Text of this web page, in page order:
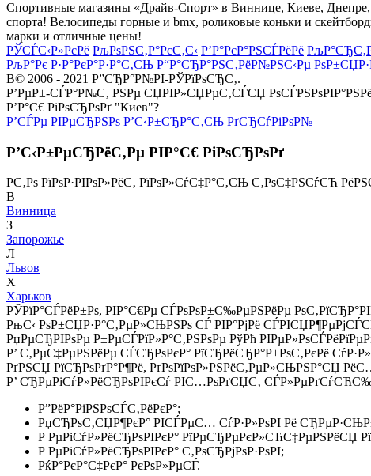
Спортивные магазины «Драйв-Спорт» в Виннице, Киеве, Днепре,
спорта! Велосипеды горные и bmx, роликовые коньки и
марки и отличные цены!
РЎСЃС‹Р»РєРё РљРѕРЅС‚Р°РєС‚С‹ Р’Р°РєР°РЅСЃРёРё
РљР°Рє Р·Р°РєР°Р·Р°С‚СЊ Р“Р°СЂР°РЅС‚РёР№РЅС‹Рµ
В© 2006 - 2021 Р”СЂР°Р№РІ-РЎРїРѕСЂС‚.
Р’РµР±-СЃР°Р№С‚ РЅРµ СЏРІР»СЏРµС‚СЃСЏ
Р’Р°С€ РіРѕСЂРѕРґ "Киев"?
Р’СЃРµ РІРµСЂРЅРѕ Р’С‹Р±СЂР°С‚СЊ РґСЂСѓРіРѕР№
Р’С‹Р±РµСЂРёС‚Рµ РІР°С€ РіРѕСЂРѕРґ
Р­С‚Рѕ РїРѕР·РІРѕР»РёС‚ РїРѕР»СѓС‡Р°С‚СЊ С‚РѕС‡РЅСѓСЋ
В
Винница
З
Запорожье
Л
Львов
Х
Харьков
РЎРїР°СЃРёР±Рѕ, РІР°С€Рµ СЃРѕРѕР±С‰РµРЅРёРµ
РњС‹ РѕР±СЏР·Р°С‚РµР»СЊРЅРѕ СЃ РІР°РјРё
РџРµСЂРІРѕРµ Р±РµСЃРїР»Р°С‚РЅРѕРµ РўРћ
Р’ С‚РµС‡РµРЅРёРµ СЃСЂРѕРєР° РїСЂРёСЂР°Р±РѕС‚РєРё
РґРЅСЏ РїСЂРѕРґР°Р¶Рё, РґРѕРїРѕР»РЅРёС‚РµР»СЊРЅР°СЏ
Р’ СЂРµРіСѓР»РёСЂРѕРІРєСѓ РІС…РѕРґСЏС‚
Р”РёР°РіРЅРѕСЃС‚РёРєР°;
РџСЂРѕС‚СЏР¶РєР° РІСЃРµС… СѓР·Р»РѕРІ Рё
Р РµРіСѓР»РёСЂРѕРІРєР° РїРµСЂРµРєР»СЋС‡РµРЅРёСЏ
Р РµРіСѓР»РёСЂРѕРІРєР° С‚РѕСЂРјРѕР·РѕРІ;
РќР°РєР°С‡РєР° РєРѕР»РµСЃ.